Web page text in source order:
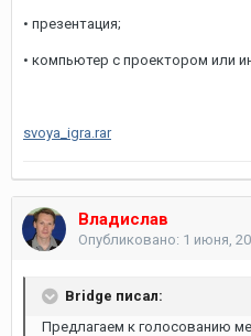
• презентация;
• компьютер с проектором или
svoya_igra.rar
Владислав
Опубликовано: 1 июня,
Bridge писал:
Предлагаем к голосованию